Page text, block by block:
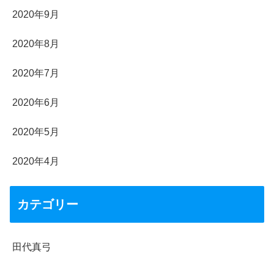
2020年9月
2020年8月
2020年7月
2020年6月
2020年5月
2020年4月
カテゴリー
田代真弓